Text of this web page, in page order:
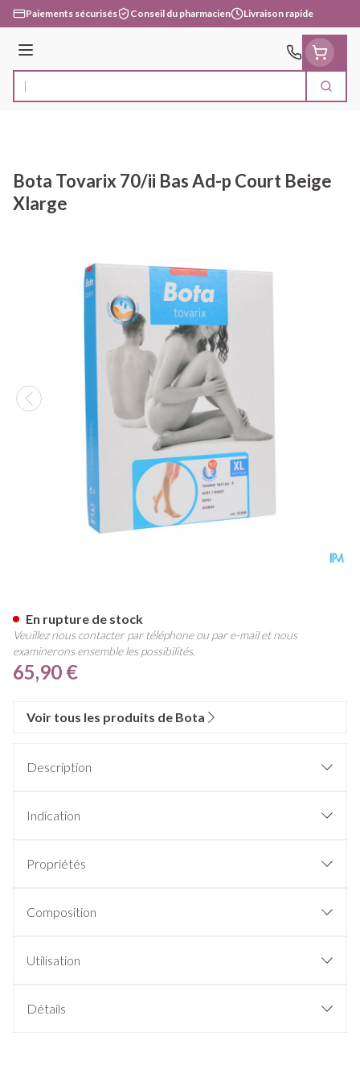
Aller au contenu
Paiements sécurisés Conseil du pharmacien Livraison rapide
Menu
Rechercher
Bota Tovarix 70/ii Bas Ad-p Court Beige
Xlarge
65,90 €
En rupture de stock
Veuillez nous contacter par téléphone ou par e-mail et nous
examinerons ensemble les possibilités.
Voir tous les produits de Bota
Description
Indication
Propriétés
Composition
Utilisation
Détails